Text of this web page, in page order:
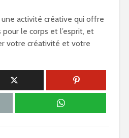
activité créative qui offre
le corps et l’esprit, et
votre créativité et votre